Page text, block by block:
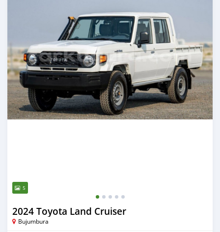
5
2024 Toyota Land Cruiser
Bujumbura